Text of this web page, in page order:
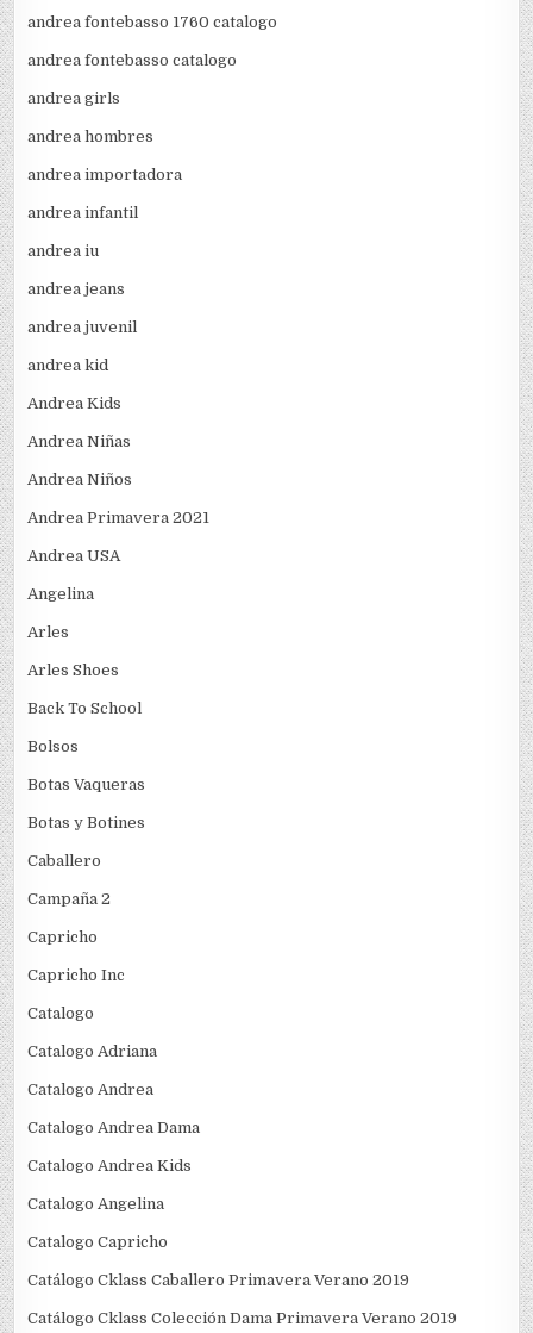
andrea fontebasso 1760 catalogo
andrea fontebasso catalogo
andrea girls
andrea hombres
andrea importadora
andrea infantil
andrea iu
andrea jeans
andrea juvenil
andrea kid
Andrea Kids
Andrea Niñas
Andrea Niños
Andrea Primavera 2021
Andrea USA
Angelina
Arles
Arles Shoes
Back To School
Bolsos
Botas Vaqueras
Botas y Botines
Caballero
Campaña 2
Capricho
Capricho Inc
Catalogo
Catalogo Adriana
Catalogo Andrea
Catalogo Andrea Dama
Catalogo Andrea Kids
Catalogo Angelina
Catalogo Capricho
Catálogo Cklass Caballero Primavera Verano 2019
Catálogo Cklass Colección Dama Primavera Verano 2019